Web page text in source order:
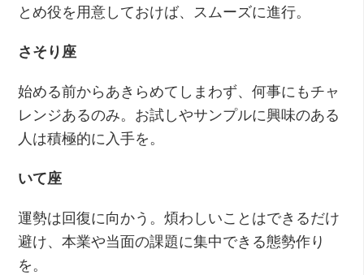
とめ役を用意しておけば、スムーズに進行。
さそり座
始める前からあきらめてしまわず、何事にもチャ
レンジあるのみ。お試しやサンプルに興味のある
人は積極的に入手を。
いて座
運勢は回復に向かう。煩わしいことはできるだけ
避け、本業や当面の課題に集中できる態勢作り
を。